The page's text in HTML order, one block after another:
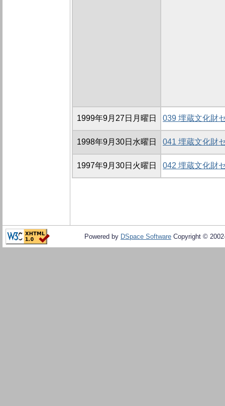
1999年9月27日月曜日 039 埋蔵文化財
1998年9月30日水曜日 041 埋蔵文化財
1997年9月30日火曜日 042 埋蔵文化財
Powered by DSpace Software Copyright ©